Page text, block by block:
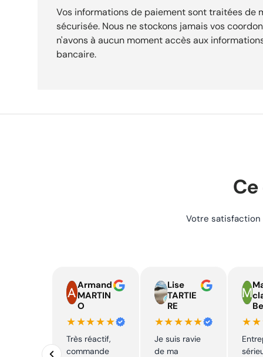
Vos informations de paiement sont traitées de
sécurisée. Nous ne stockons jamais vos
n'avons à aucun moment accès aux
bancaire.
Votre satisfaction
Armand
MARTIN
O
★★★★★
Très réactif,
commande
Lise
TARTIE
RE
★★★★★
Je suis ravie
de ma